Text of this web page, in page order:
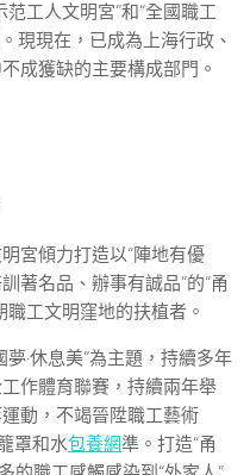
工人文明宮”和“全國職工
現現在，已成為上海行政、
成獲缺的主要構成部門。
宮傾力打造以“陣地有優
著名品、辦事有誠品”的“甬
工文明窪地的扶植者。
·休息美”為主題，持續多年
作體育聯賽，持續兩年舉
動，不竭晉陞職工藝術
罩和水包養網準。打造“甬